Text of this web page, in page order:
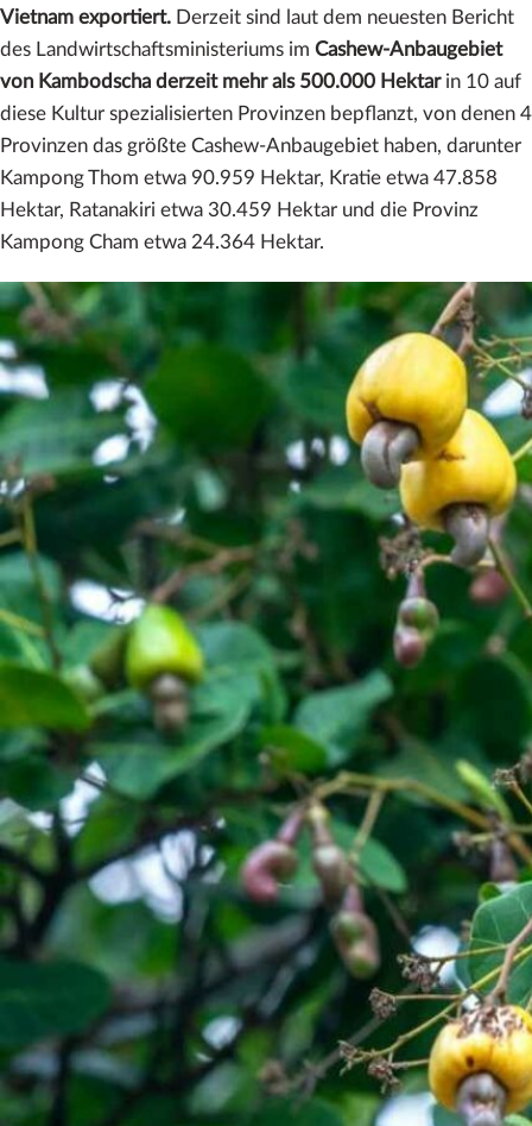
Vietnam exportiert. Derzeit sind laut dem neuesten Bericht
des Landwirtschaftsministeriums im Cashew-Anbaugebiet
von Kambodscha derzeit mehr als 500.000 Hektarin 10 auf
diese Kultur spezialisierten Provinzen bepflanzt, von denen 4
Provinzen das größte Cashew-Anbaugebiet haben, darunter
Kampong Thom etwa 90.959 Hektar, Kratie etwa 47.858
Hektar, Ratanakiri etwa 30.459 Hektar und die Provinz
Kampong Cham etwa 24.364 Hektar.